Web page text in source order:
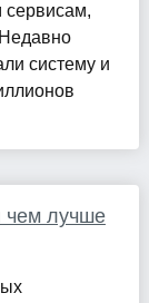
сервисам,
систему и
чем лучше